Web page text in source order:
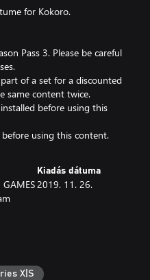
for Kokoro.
Pass 3. Please be careful
of a set for a discounted
same content twice.
before using this
using this content.
GAMES
Kiadás dátuma
2019. 11. 26.
X|S